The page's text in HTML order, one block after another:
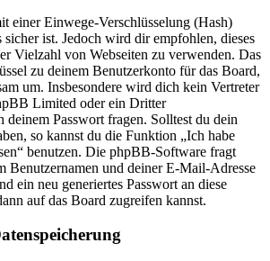
einer Einwege-Verschlüsselung (Hash)
sicher ist. Jedoch wird dir empfohlen, dieses
Vielzahl von Webseiten zu verwenden. Das
zu deinem Benutzerkonto für das Board,
um. Insbesondere wird dich kein Vertreter
Limited oder ein Dritter
deinem Passwort fragen. Solltest du dein
so kannst du die Funktion „Ich habe
benutzen. Die phpBB-Software fragt
Benutzernamen und deiner E-Mail-Adresse
ein neu generiertes Passwort an diese
auf das Board zugreifen kannst.